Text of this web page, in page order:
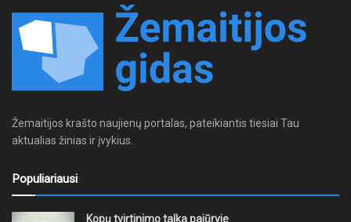
Žemaitijos krašto naujienų portalas, pateikiantis tiesiai Tau
aktualias žinias ir įvykius.
Populiariausi
Kopų tvirtinimo talka pajūryje